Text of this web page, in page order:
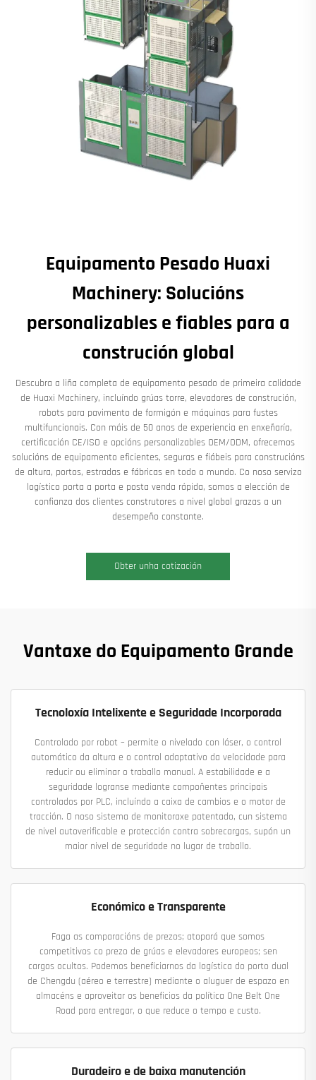
Equipamento Pesado Huaxi
Machinery: Solucións
personalizables e fiables para a
construción global
Descubra a liña completa de equipamento pesado de primeira calidade
de Huaxi Machinery, incluíndo grúas torre, elevadores de construción,
robots para pavimento de formigón e máquinas para fustes
multifuncionais. Con máis de 50 anos de experiencia en enxeñaría,
certificación CE/ISO e opcións personalizables OEM/ODM, ofrecemos
solucións de equipamento eficientes, seguras e fiábeis para construcións
de altura, portos, estradas e fábricas en todo o mundo. Co noso servizo
logístico porta a porta e posta venda rápida, somos a elección de
confianza dos clientes construtores a nivel global grazas a un
desempeño constante.
Obter unha cotización
Vantaxe do Equipamento Grande
Tecnoloxía Intelixente e Seguridade Incorporada
Controlado por robot – permite o nivelado con láser, o control
automático da altura e o control adaptativo da velocidade para
reducir ou eliminar o traballo manual. A estabilidade e a
seguridade logranse mediante compoñentes principais
controlados por PLC, incluíndo a caixa de cambios e o motor de
tracción. O noso sistema de monitoraxe patentado, cun sistema
de nivel autoverificable e protección contra sobrecargas, supón un
maior nivel de seguridade no lugar de traballo.
Económico e Transparente
Faga as comparacións de prezos; atopará que somos
competitivos co prezo de grúas e elevadores europeos; sen
cargos ocultos. Podemos beneficiarnos da logística do porto dual
de Chengdu (aéreo e terrestre) mediante o aluguer de espazo en
almacéns e aproveitar os beneficios da política One Belt One
Road para entregar, o que reduce o tempo e custo.
Duradeiro e de baixa manutención